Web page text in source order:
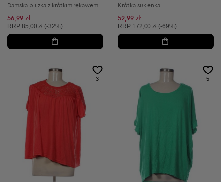
Damska bluzka z krótkim rękawem
56,99 zł
Cena sugerowana:
RRP 85,00 zł (-32%)
Krótka sukienka
52,99 zł
Cena sugerowana:
RRP 172,00 zł (-69%)
3 5